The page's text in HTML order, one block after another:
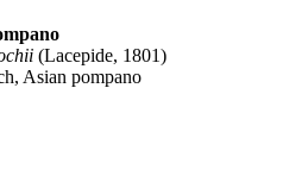
(Lacepide, 1801)
Asian pompano